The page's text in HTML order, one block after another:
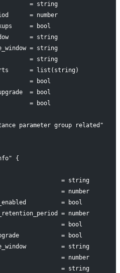
= string
= number
= bool
= string
= string
= string
= list(string)
= bool
= bool
= bool
parameter group related"
{
= string
= number
= bool
= number
= bool
= bool
= string
= number
= string